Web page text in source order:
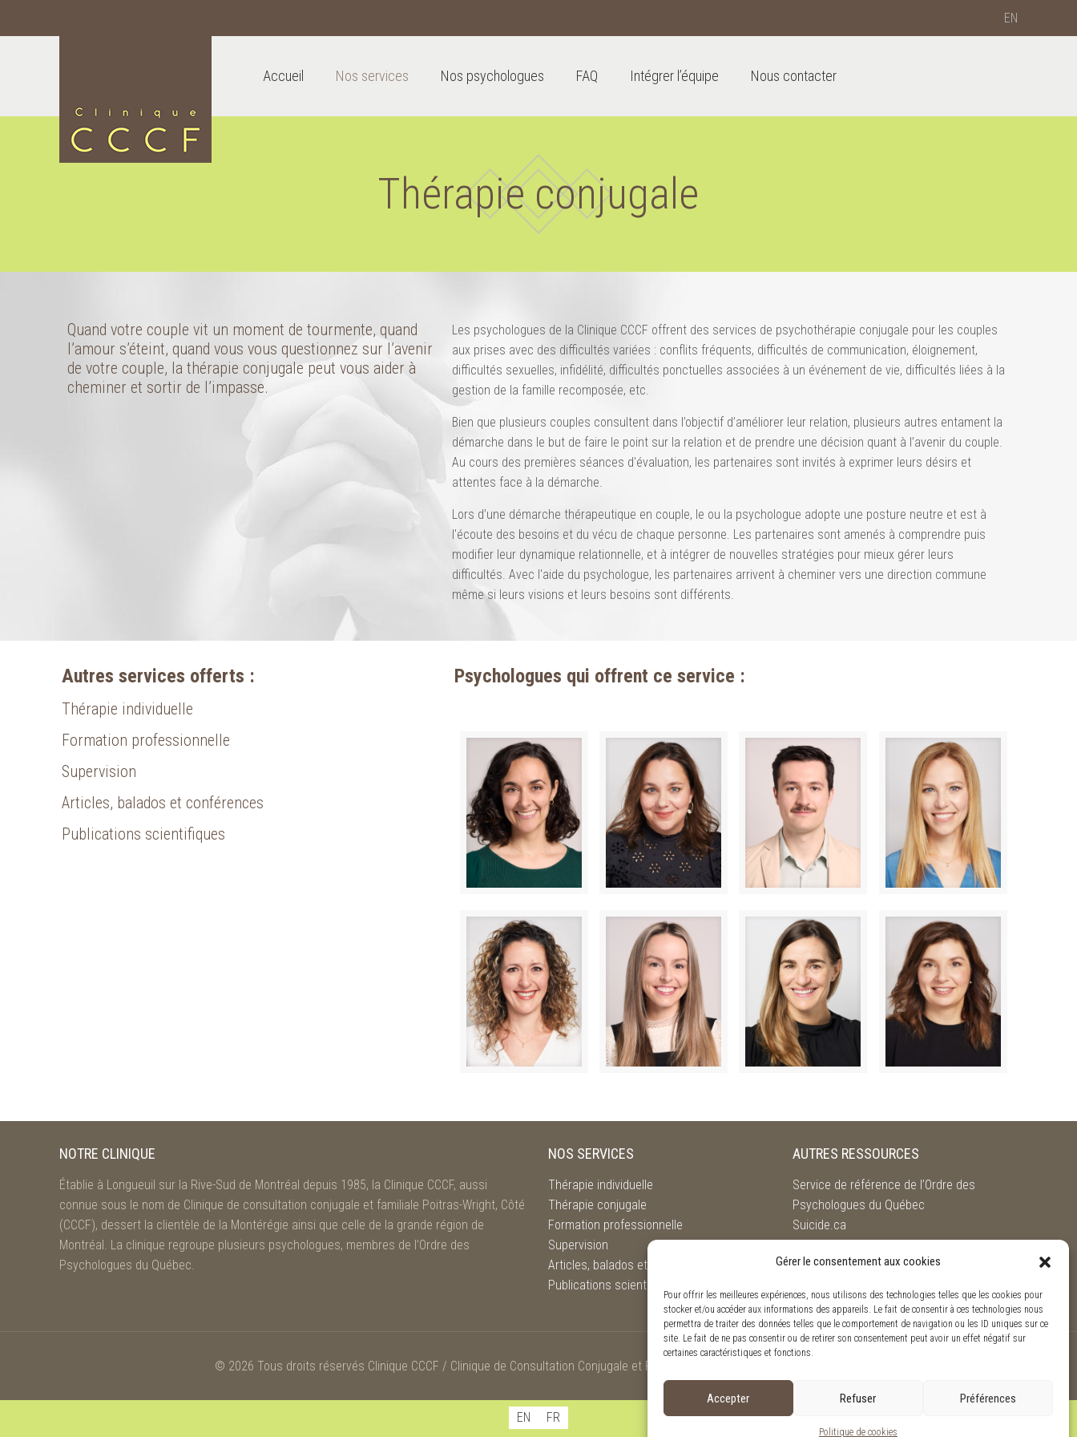
Gérer le consentement aux cookies
Pour offrir les meilleures expériences, nous utilisons des technologies telles que les cookies pour
stocker et/ou accéder aux informations des appareils. Le fait de consentir à ces technologies nous
permettra de traiter des données telles que le comportement de navigation ou les ID uniques sur ce
site. Le fait de ne pas consentir ou de retirer son consentement peut avoir un effet négatif sur
certaines caractéristiques et fonctions.
Accepter Refuser Préférences
Politique de cookies
EN
Accueil Nos services Nos psychologues FAQ Intégrer l’équipe Nous contacter
Thérapie conjugale
Quand votre couple vit un moment de tourmente, quand
l’amour s’éteint, quand vous vous questionnez sur l’avenir
de votre couple, la thérapie conjugale peut vous aider à
cheminer et sortir de l’impasse.
Les psychologues de la Clinique CCCF offrent des services de psychothérapie conjugale pour les couples
aux prises avec des difficultés variées : conflits fréquents, difficultés de communication, éloignement,
difficultés sexuelles, infidélité, difficultés ponctuelles associées à un événement de vie, difficultés liées à la
gestion de la famille recomposée, etc.
Bien que plusieurs couples consultent dans l’objectif d’améliorer leur relation, plusieurs autres entament la
démarche dans le but de faire le point sur la relation et de prendre une décision quant à l’avenir du couple.
Au cours des premières séances d'évaluation, les partenaires sont invités à exprimer leurs désirs et
attentes face à la démarche.
Lors d’une démarche thérapeutique en couple, le ou la psychologue adopte une posture neutre et est à
l'écoute des besoins et du vécu de chaque personne. Les partenaires sont amenés à comprendre puis
modifier leur dynamique relationnelle, et à intégrer de nouvelles stratégies pour mieux gérer leurs
difficultés. Avec l'aide du psychologue, les partenaires arrivent à cheminer vers une direction commune
même si leurs visions et leurs besoins sont différents.
Autres services offerts :
Thérapie individuelle
Formation professionnelle
Supervision
Articles, balados et conférences
Publications scientifiques
Psychologues qui offrent ce service :
NOTRE CLINIQUE
Établie à Longueuil sur la Rive-Sud de Montréal depuis 1985, la Clinique CCCF, aussi
connue sous le nom de Clinique de consultation conjugale et familiale Poitras-Wright, Côté
(CCCF), dessert la clientèle de la Montérégie ainsi que celle de la grande région de
Montréal. La clinique regroupe plusieurs psychologues, membres de l’Ordre des
Psychologues du Québec.
NOS SERVICES
Thérapie individuelle
Thérapie conjugale
Formation professionnelle
Supervision
Articles, balados et conférences
Publications scientifiques
AUTRES RESSOURCES
Service de référence de l’Ordre des
Psychologues du Québec
Suicide.ca
© 2026 Tous droits réservés Clinique CCCF / Clinique de Consultation Conjugale et Familiale Poitras-Wright, Côté. S.E.N.C.R.L.
EN FR